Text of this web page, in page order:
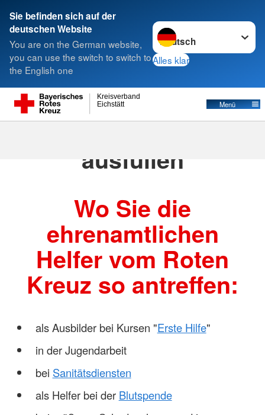
Sie befinden sich auf der
deutschen Website
You are on the German website,
you can use the switch to switch to
the English one
Sprache wechseln zu
Alles klar
Eichstätt
Kreisverband
Menü
Suche
ausfüllen
Wo Sie die
ehrenamtlichen
Helfer vom Roten
Kreuz so antreffen:
als Ausbilder bei Kursen "Erste Hilfe"
in der Jugendarbeit
bei Sanitätsdiensten
als Helfer bei der Blutspende